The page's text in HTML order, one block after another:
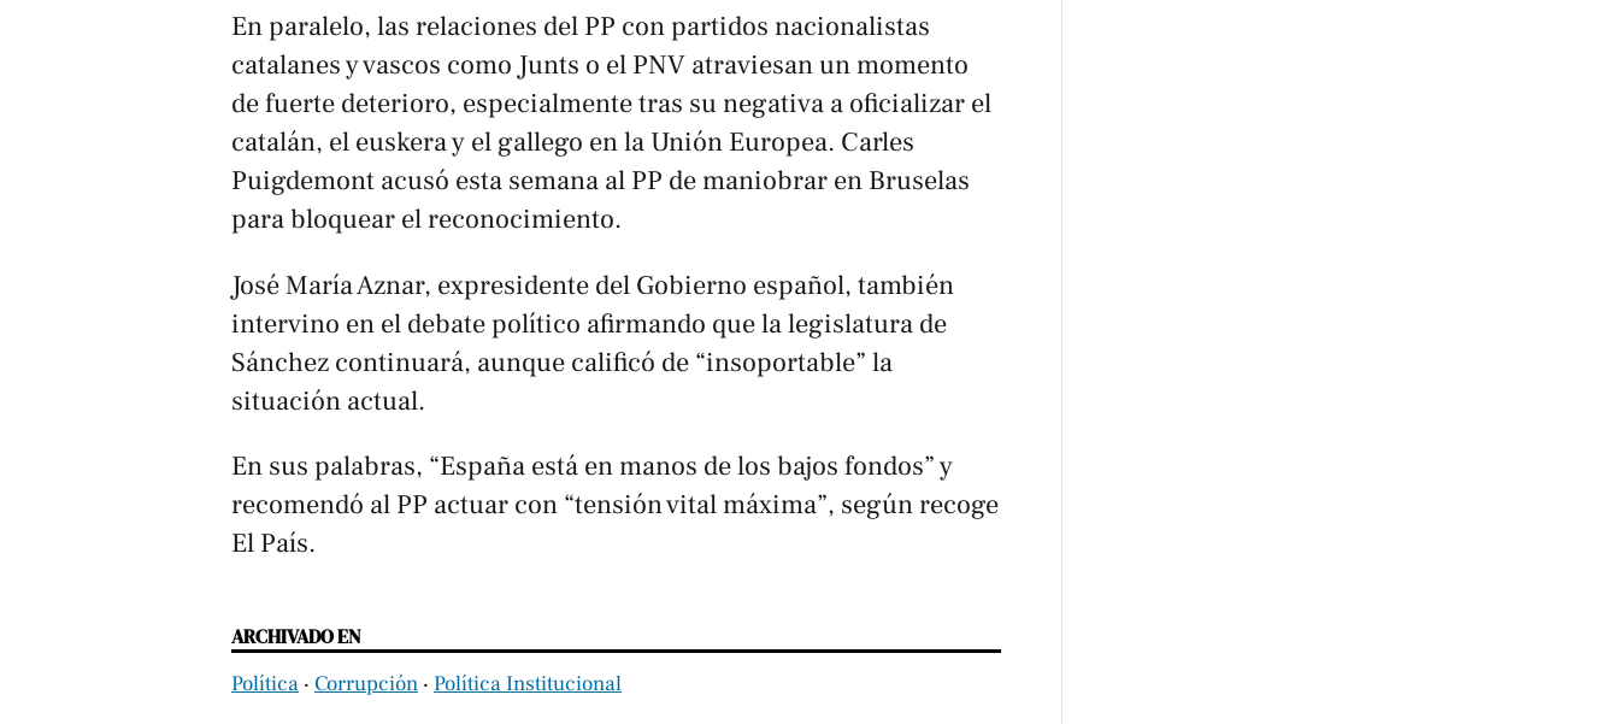
En paralelo, las relaciones del PP con partidos nacionalistas
catalanes y vascos como Junts o el PNV atraviesan un momento
de fuerte deterioro, especialmente tras su negativa a oficializar el
catalán, el euskera y el gallego en la Unión Europea. Carles
Puigdemont acusó esta semana al PP de maniobrar en Bruselas
para bloquear el reconocimiento.
José María Aznar, expresidente del Gobierno español, también
intervino en el debate político afirmando que la legislatura de
Sánchez continuará, aunque calificó de “insoportable” la
situación actual.
En sus palabras, “España está en manos de los bajos fondos” y
recomendó al PP actuar con “tensión vital máxima”, según recoge
El País.
ARCHIVADO EN
Política ‧ Corrupción ‧ Política Institucional